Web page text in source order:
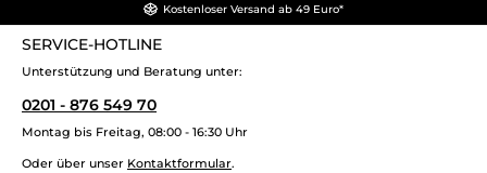
Kostenloser Versand ab 49 Euro*
SERVICE-HOTLINE
Unterstützung und Beratung unter:
0201 - 876 549 70
Montag bis Freitag, 08:00 - 16:30 Uhr
Oder über unser Kontaktformular.